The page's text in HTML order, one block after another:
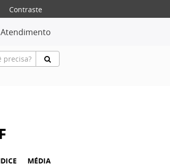
Contraste
Atendimento
MÉDIA